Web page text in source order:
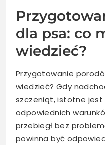
dla psa: co
wiedzieć?
Przygotowanie
wiedzieć? Gdy
szczeniąt, istotne jest
odpowiednich
przebiegł bez
powinna być